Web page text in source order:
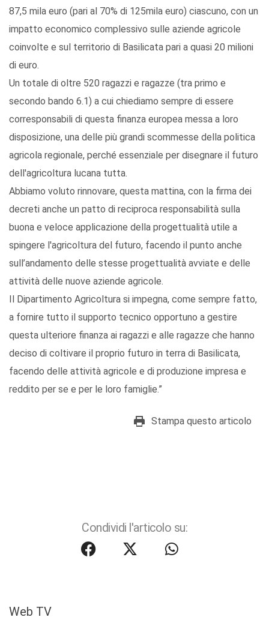
87,5 mila euro (pari al 70% di 125mila euro) ciascuno, con un
impatto economico complessivo sulle aziende agricole
coinvolte e sul territorio di Basilicata pari a quasi 20 milioni
di euro.
Un totale di oltre 520 ragazzi e ragazze (tra primo e
secondo bando 6.1) a cui chiediamo sempre di essere
corresponsabili di questa finanza europea messa a loro
disposizione, una delle più grandi scommesse della politica
agricola regionale, perché essenziale per disegnare il futuro
dell'agricoltura lucana tutta.
Abbiamo voluto rinnovare, questa mattina, con la firma dei
decreti anche un patto di reciproca responsabilità sulla
buona e veloce applicazione della progettualità utile a
spingere l'agricoltura del futuro, facendo il punto anche
sull’andamento delle stesse progettualità avviate e delle
attività delle nuove aziende agricole.
Il Dipartimento Agricoltura si impegna, come sempre fatto,
a fornire tutto il supporto tecnico opportuno a gestire
questa ulteriore finanza ai ragazzi e alle ragazze che hanno
deciso di coltivare il proprio futuro in terra di Basilicata,
facendo delle attività agricole e di produzione impresa e
reddito per se e per le loro famiglie.”
Stampa questo articolo
Condividi l'articolo su:
Web TV